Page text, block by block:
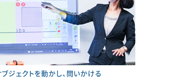
ジェクトを動かし、問いかける